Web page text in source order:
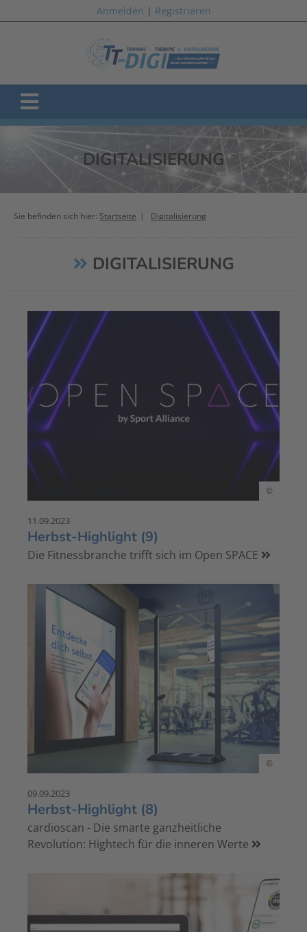
Anmelden | Registrieren
DIGITALISIERUNG
Sie befinden sich hier: Startseite Digitalisierung
DIGITALISIERUNG
©
11.09.2023
Herbst-Highlight (9)
Die Fitnessbranche trifft sich im Open SPACE
©
09.09.2023
Herbst-Highlight (8)
cardioscan - Die smarte ganzheitliche
Revolution: Hightech für die inneren Werte